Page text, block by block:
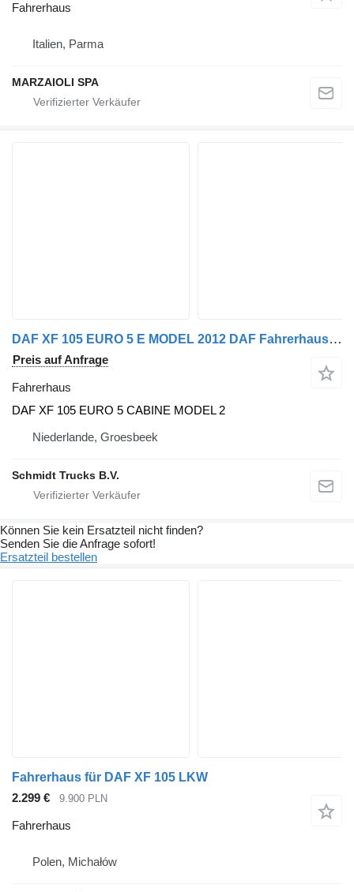
Fahrerhaus
Italien, Parma
MARZAIOLI SPA
DAF XF 105 EURO 5 E MODEL 2012 DAF Fahrerhaus für LKW
Preis auf Anfrage
Fahrerhaus
DAF XF 105 EURO 5 CABINE MODEL 2
Niederlande, Groesbeek
Schmidt Trucks B.V.
Können Sie kein Ersatzteil nicht finden?
Senden Sie die Anfrage sofort!
Ersatzteil bestellen
Fahrerhaus für DAF XF 105 LKW
2.299 €
9.900 PLN
Fahrerhaus
Polen, Michałów